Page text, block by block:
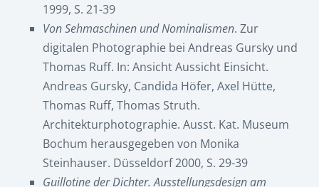
1999, S. 21-39
Von Sehmaschinen und Nominalismen. Zur
digitalen Photographie bei Andreas Gursky und
Thomas Ruff. In: Ansicht Aussicht Einsicht.
Andreas Gursky, Candida Höfer, Axel Hütte,
Thomas Ruff, Thomas Struth.
Architekturphotographie. Ausst. Kat. Museum
Bochum herausgegeben von Monika
Steinhauser. Düsseldorf 2000, S. 29-39
Guillotine der Dichter. Ausstellungsdesign am